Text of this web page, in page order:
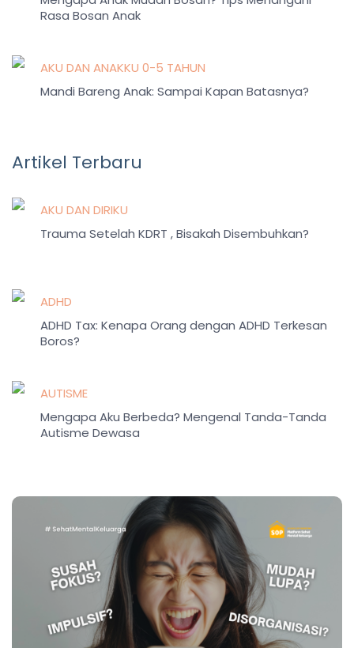
Rasa Bosan Anak
AKU DAN ANAKKU 0-5 TAHUN
Mandi Bareng Anak: Sampai Kapan Batasnya?
Artikel Terbaru
AKU DAN DIRIKU
Trauma Setelah KDRT , Bisakah Disembuhkan?
ADHD
ADHD Tax: Kenapa Orang dengan ADHD Terkesan
Boros?
AUTISME
Mengapa Aku Berbeda? Mengenal Tanda-Tanda
Autisme Dewasa